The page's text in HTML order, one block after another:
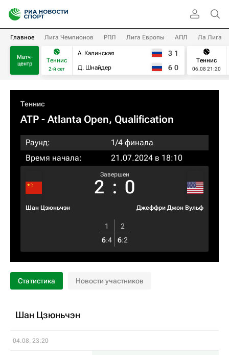
Главное Лига Чемпионов РПЛ Лига Европы АПЛ Ла Лига
Матч-
центр
Теннис
2-й сет
А. Калинская
Д. Шнайдер
3 1
6 0
Теннис
06.08 21:20
Теннис
ATP - Atlanta Open, Qualification
Раунд:
1/4 финала
Время начала:
21.07.2024 в 18:10
Шан Цзюньчэн
Завершен
2 : 0
Джеффри Джон Вульф
1
2
6:4 6:2
Статистика Новости участников
Шан Цзюньчэн
04.08, 23:20